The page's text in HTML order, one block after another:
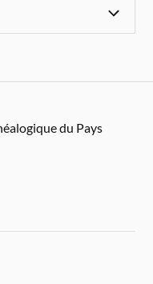
du Pays